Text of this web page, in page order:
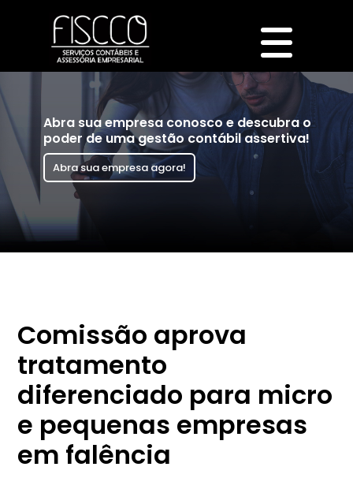
Abra sua empresa conosco e descubra o
poder de uma gestão contábil assertiva!
Abra sua empresa agora!
Comissão aprova
tratamento
diferenciado para micro
e pequenas empresas
em falência